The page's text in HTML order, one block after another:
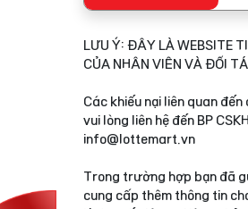
LƯU Ý: ĐÂY LÀ WEBSITE
CỦA NHÂN VIÊN VÀ ĐỐI
Các khiếu nại liên quan
vui lòng liên hệ đến BP
info@lottemart.vn
Trong trường hợp bạn đã
cung cấp thêm thông tin